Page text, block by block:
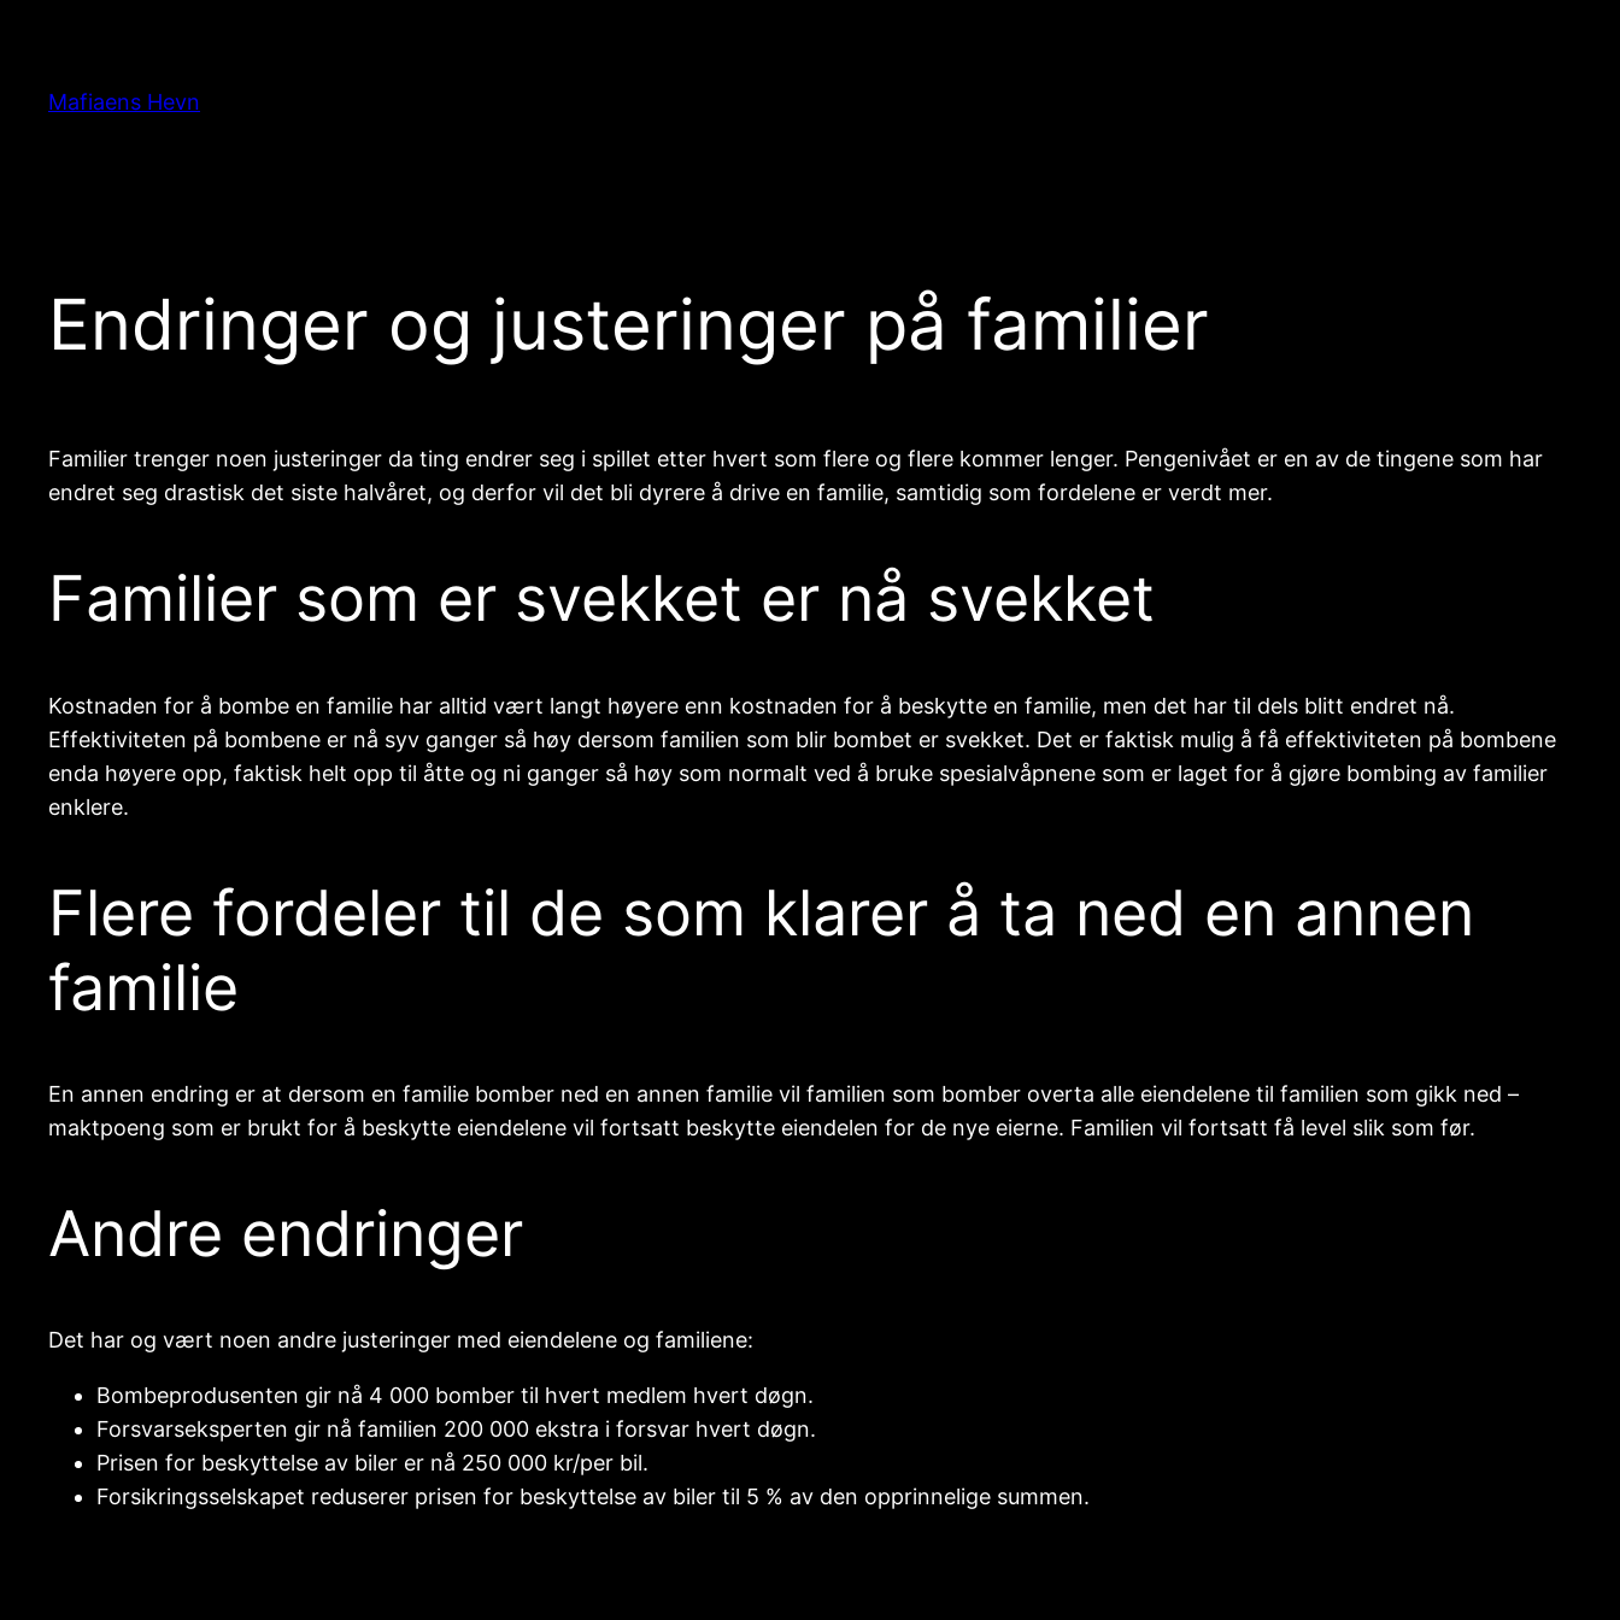
innhold
Mafiaens Hevn
Endringer og justeringer på familier
Familier trenger noen justeringer da ting endrer seg i spillet etter hvert som flere og flere kommer lenger. Pengenivået er en av de tingene som har
endret seg drastisk det siste halvåret, og derfor vil det bli dyrere å drive en familie, samtidig som fordelene er verdt mer.
Familier som er svekket er nå svekket
Kostnaden for å bombe en familie har alltid vært langt høyere enn kostnaden for å beskytte en familie, men det har til dels blitt endret nå.
Effektiviteten på bombene er nå syv ganger så høy dersom familien som blir bombet er svekket. Det er faktisk mulig å få effektiviteten på bombene
enda høyere opp, faktisk helt opp til åtte og ni ganger så høy som normalt ved å bruke spesialvåpnene som er laget for å gjøre bombing av familier
enklere.
Flere fordeler til de som klarer å ta ned en annen
familie
En annen endring er at dersom en familie bomber ned en annen familie vil familien som bomber overta alle eiendelene til familien som gikk ned –
maktpoeng som er brukt for å beskytte eiendelene vil fortsatt beskytte eiendelen for de nye eierne. Familien vil fortsatt få level slik som før.
Andre endringer
Det har og vært noen andre justeringer med eiendelene og familiene:
Bombeprodusenten gir nå 4 000 bomber til hvert medlem hvert døgn.
Forsvarseksperten gir nå familien 200 000 ekstra i forsvar hvert døgn.
Prisen for beskyttelse av biler er nå 250 000 kr/per bil.
Forsikringsselskapet reduserer prisen for beskyttelse av biler til 5 % av den opprinnelige summen.